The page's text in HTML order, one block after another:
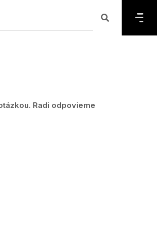
Radi odpovieme